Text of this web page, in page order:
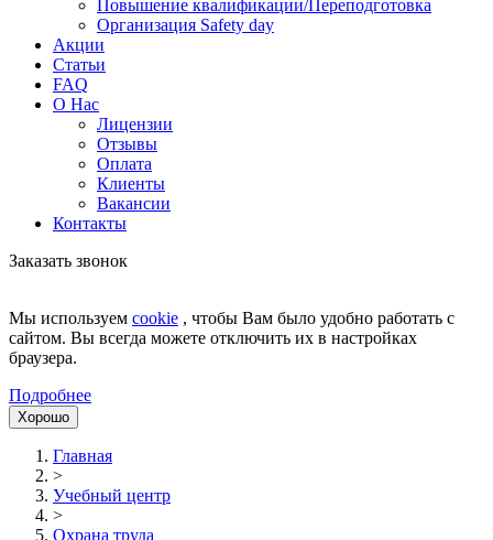
Повышение квалификации/Переподготовка
Организация Safety day
Акции
Статьи
FAQ
О Нас
Лицензии
Отзывы
Оплата
Клиенты
Вакансии
Контакты
Заказать звонок
Мы используем cookie , чтобы Вам было удобно работать с
сайтом. Вы всегда можете отключить их в настройках
браузера.
Подробнее
Хорошо
Главная
>
Учебный центр
>
Охрана труда